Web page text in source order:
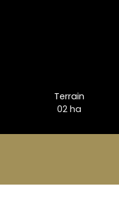
Terrain
02 ha